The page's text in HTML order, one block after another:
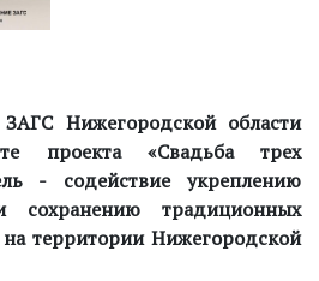
ЗАГС Нижегородской области
проекта «Свадьба трех
- содействие укреплению
сохранению традиционных
территории Нижегородской